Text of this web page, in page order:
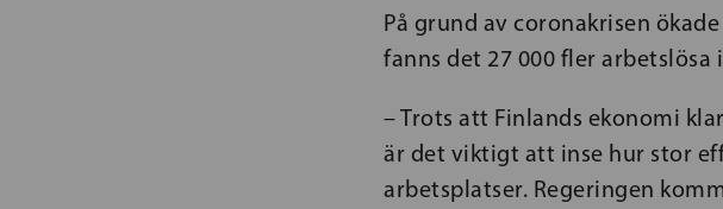
På grund av coronakrisen
fanns det 27 000 fler
– Trots att Finlands ekonomi
är det viktigt att inse hur stor
arbetsplatser. Regeringen